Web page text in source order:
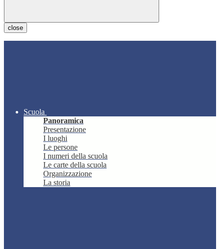
close
Scuola
Panoramica
Presentazione
I luoghi
Le persone
I numeri della scuola
Le carte della scuola
Organizzazione
La storia